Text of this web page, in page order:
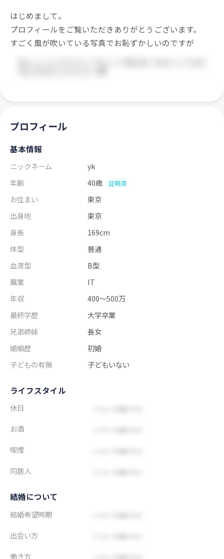
はじめまして。
プロフィールをご覧いただきありがとうございます。
すごく風が吹いている写真でお恥ずかしいのですが
プロフィール
基本情報
ニックネーム
yk
年齢
40歳 証明済
お住まい
東京
出身地
東京
身長
169cm
体型
普通
血液型
B型
職業
IT
年収
400～500万
最終学歴
大学卒業
兄弟姉妹
長女
婚姻歴
初婚
子どもの有無
子どもいない
ライフスタイル
休日
お酒
喫煙
同居人
結婚について
結婚希望時期
出会い方
働き方